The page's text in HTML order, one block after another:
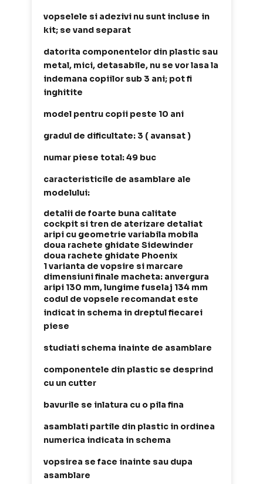
vopselele si adezivi nu sunt incluse in
kit; se vand separat
datorita componentelor din plastic sau
metal, mici, detasabile, nu se vor lasa la
indemana copiilor sub 3 ani; pot fi
inghitite
model pentru copii peste 10 ani
gradul de dificultate: 3 ( avansat )
numar piese total: 49 buc
caracteristicile de asamblare ale
modelului:
detalii de foarte buna calitate
cockpit si tren de aterizare detaliat
aripi cu geometrie variabila mobila
doua rachete ghidate Sidewinder
doua rachete ghidate Phoenix
1varianta de vopsire si marcare
dimensiuni finale macheta: anvergura
aripi 130 mm, lungime fuselaj 134 mm
codul de vopsele recomandat este
indicat in schema in dreptul fiecarei
piese
studiati schema inainte de asamblare
componentele din plastic se desprind
cu un cutter
bavurile se inlatura cu o pila fina
asamblati partile din plastic in ordinea
numerica indicata in schema
vopsirea se face inainte sau dupa
asamblare